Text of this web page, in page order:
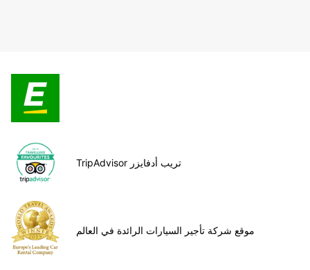
TripAdvisor تريب أدفايزر
موقع شركة تأجير السيارات الرائدة في العالم